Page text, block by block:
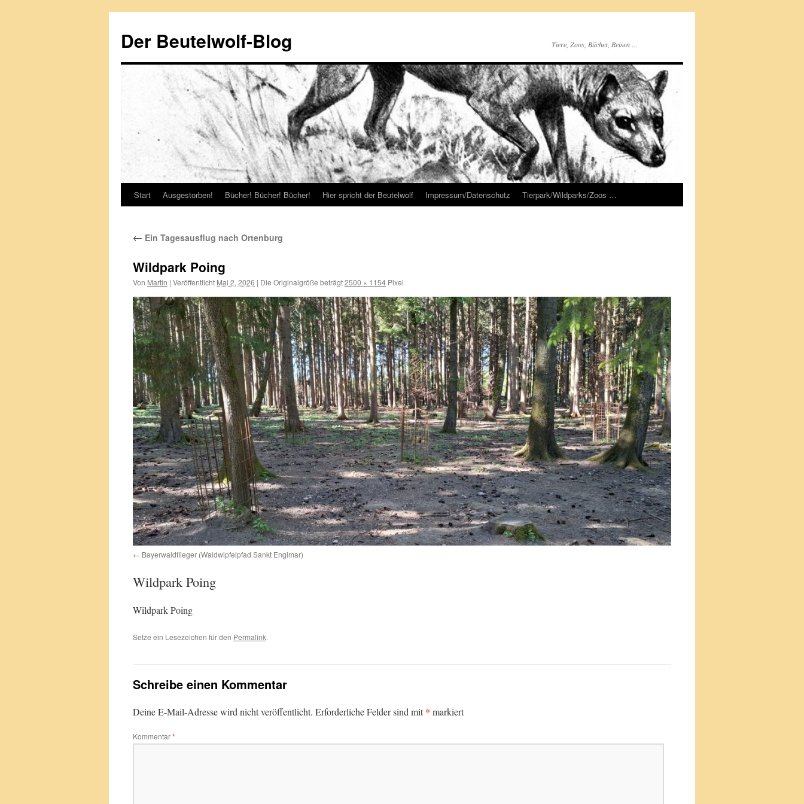
springen
Der Beutelwolf-Blog Tiere, Zoos, Bücher, Reisen …
Start Ausgestorben! Bücher! Bücher! Bücher! Hier spricht der Beutelwolf Impressum/Datenschutz Tierpark/Wildparks/Zoos …
← Ein Tagesausflug nach Ortenburg
Wildpark Poing
Von Martin | Veröffentlicht Mai 2, 2026 | Die Originalgröße beträgt2500 × 1154 Pixel
Bayerwaldflieger (Waldwipfelpfad Sankt Englmar)
Wildpark Poing
Wildpark Poing
Setze ein Lesezeichen für den Permalink.
Schreibe einen Kommentar
Deine E-Mail-Adresse wird nicht veröffentlicht. Erforderliche Felder sind mit* markiert
Kommentar*